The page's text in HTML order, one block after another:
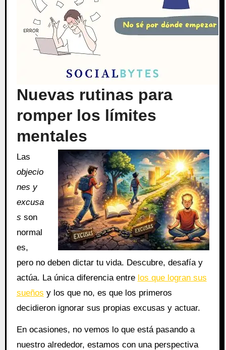
Nuevas rutinas para
romper los límites
mentales
Las
objecio
nes y
excusa
s son
normal
es,
pero no deben dictar tu vida. Descubre, desafía y
actúa. La única diferencia entre los que logran sus
sueños y los que no, es que los primeros
decidieron ignorar sus propias excusas y actuar.
En ocasiones, no vemos lo que está pasando a
nuestro alrededor, estamos con una perspectiva